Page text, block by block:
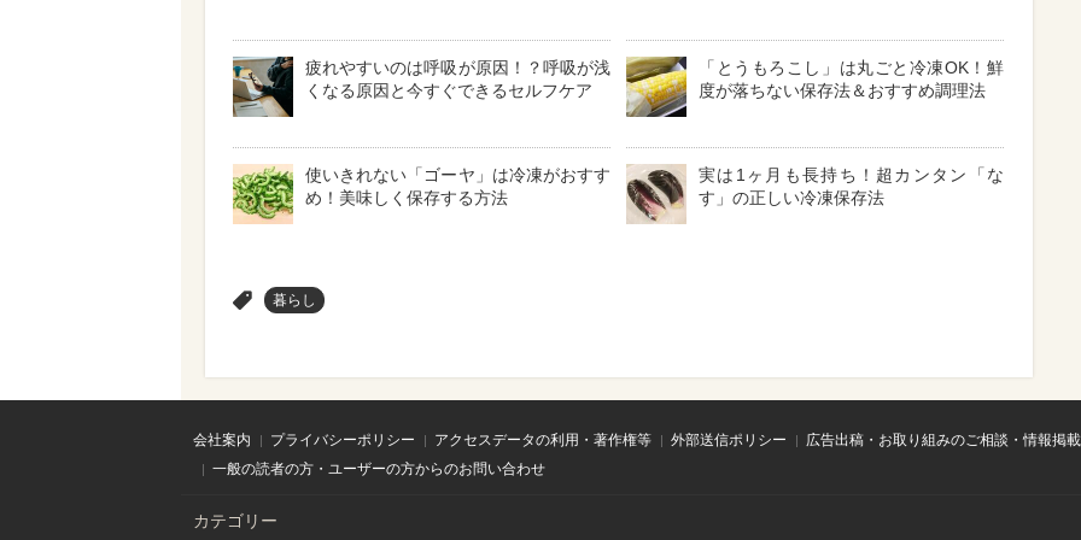
疲れやすいのは呼吸が原因！？呼吸が浅
くなる原因と今すぐできるセルフケア
「とうもろこし」は丸ごと冷凍OK！鮮
度が落ちない保存法＆おすすめ調理法
使いきれない「ゴーヤ」は冷凍がおすす
め！美味しく保存する方法
実は1ヶ月も長持ち！超カンタン「な
す」の正しい冷凍保存法
暮らし
会社案内 プライバシーポリシー アクセスデータの利用・著作権等 外部送信ポリシー
広告出稿・お取り組みのご相談・情報掲
一般の読者の方・ユーザーの方からのお問い合わせ
カテゴリー